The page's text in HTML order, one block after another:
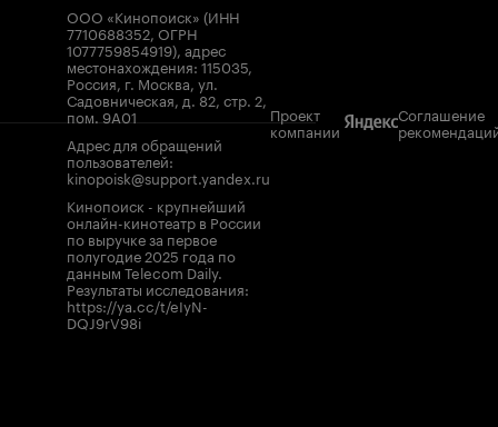
ООО «Кинопоиск» (ИНН
7710688352, ОГРН
1077759854919), адрес
местонахождения: 115035,
Россия, г. Москва, ул.
Садовническая, д. 82, стр. 2,
пом. 9А01
Адрес для обращений
пользователей:
kinopoisk@support.yandex.ru
Кинопоиск - крупнейший
онлайн-кинотеатр в России
по выручке за первое
полугодие 2025 года по
данным Telecom Daily.
Результаты исследования:
https://ya.cc/t/eIyN-
DQJ9rV98i
Проект
компании
Соглашение